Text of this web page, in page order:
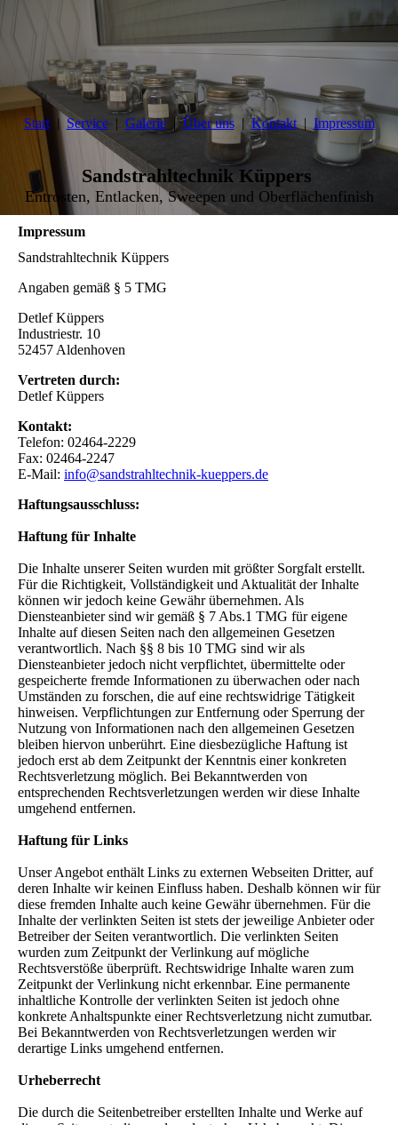
Start Service Galerie Über uns Kontakt Impressum
Sandstrahltechnik Küppers
Entrosten, Entlacken, Sweepen und Oberflächenfinish
Impressum
Sandstrahltechnik Küppers
Angaben gemäß § 5 TMG
Detlef Küppers
Industriestr. 10
52457 Aldenhoven
Vertreten durch:
Detlef Küppers
Kontakt:
Telefon: 02464-2229
Fax: 02464-2247
E-Mail: info@sandstrahltechnik-kueppers.de
Haftungsausschluss:
Haftung für Inhalte
Die Inhalte unserer Seiten wurden mit größter Sorgfalt erstellt.
Für die Richtigkeit, Vollständigkeit und Aktualität der Inhalte
können wir jedoch keine Gewähr übernehmen. Als
Diensteanbieter sind wir gemäß § 7 Abs.1 TMG für eigene
Inhalte auf diesen Seiten nach den allgemeinen Gesetzen
verantwortlich. Nach §§ 8 bis 10 TMG sind wir als
Diensteanbieter jedoch nicht verpflichtet, übermittelte oder
gespeicherte fremde Informationen zu überwachen oder nach
Umständen zu forschen, die auf eine rechtswidrige Tätigkeit
hinweisen. Verpflichtungen zur Entfernung oder Sperrung der
Nutzung von Informationen nach den allgemeinen Gesetzen
bleiben hiervon unberührt. Eine diesbezügliche Haftung ist
jedoch erst ab dem Zeitpunkt der Kenntnis einer konkreten
Rechtsverletzung möglich. Bei Bekanntwerden von
entsprechenden Rechtsverletzungen werden wir diese Inhalte
umgehend entfernen.
Haftung für Links
Unser Angebot enthält Links zu externen Webseiten Dritter, auf
deren Inhalte wir keinen Einfluss haben. Deshalb können wir für
diese fremden Inhalte auch keine Gewähr übernehmen. Für die
Inhalte der verlinkten Seiten ist stets der jeweilige Anbieter oder
Betreiber der Seiten verantwortlich. Die verlinkten Seiten
wurden zum Zeitpunkt der Verlinkung auf mögliche
Rechtsverstöße überprüft. Rechtswidrige Inhalte waren zum
Zeitpunkt der Verlinkung nicht erkennbar. Eine permanente
inhaltliche Kontrolle der verlinkten Seiten ist jedoch ohne
konkrete Anhaltspunkte einer Rechtsverletzung nicht zumutbar.
Bei Bekanntwerden von Rechtsverletzungen werden wir
derartige Links umgehend entfernen.
Urheberrecht
Die durch die Seitenbetreiber erstellten Inhalte und Werke auf